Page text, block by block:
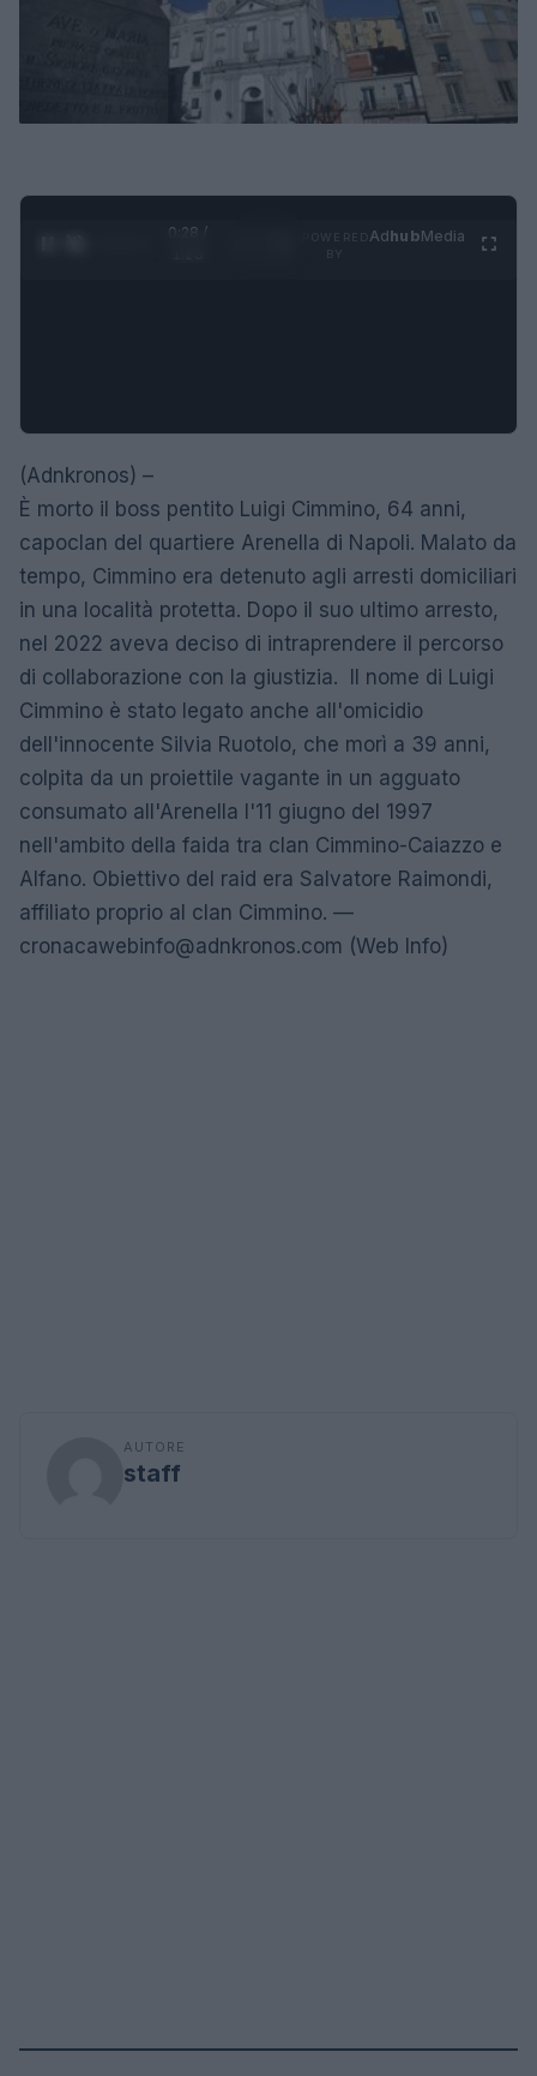
0:28 /
AdhubMedia
(Adnkronos) –
È morto il boss pentito Luigi Cimmino, 64 anni,
capoclan del quartiere Arenella di Napoli. Malato da
tempo, Cimmino era detenuto agli arresti domiciliari
in una località protetta. Dopo il suo ultimo arresto,
nel 2022 aveva deciso di intraprendere il percorso
di collaborazione con la giustizia. Il nome di Luigi
Cimmino è stato legato anche all'omicidio
dell'innocente Silvia Ruotolo, che morì a 39 anni,
colpita da un proiettile vagante in un agguato
consumato all'Arenella l'11 giugno del 1997
nell'ambito della faida tra clan Cimmino-Caiazzo e
Alfano. Obiettivo del raid era Salvatore Raimondi,
affiliato proprio al clan Cimmino. —
cronacawebinfo@adnkronos.com (Web Info)
AUTORE
staff